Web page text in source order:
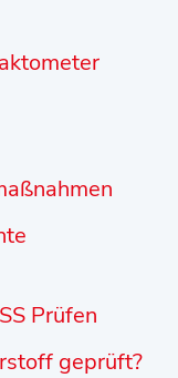
Prüfen
geprüft?